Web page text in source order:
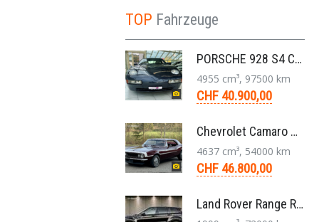
TOP Fahrzeuge
PORSCHE 928 S4 Coupé 5.0 V8 Aut. 1987
4955 cm³, 97500 km
CHF 40.900,00
Chevrolet Camaro Coupé 1. Generation V8 Aut. 1967
4637 cm³, 54000 km
CHF 46.800,00
Land Rover Range Rover Evoque Compact SUV 2.0 TD4 SE AT9 2017